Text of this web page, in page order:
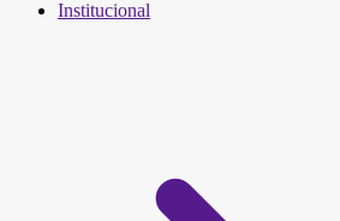
Institucional